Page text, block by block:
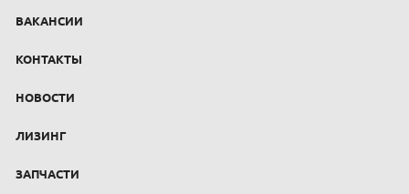
ВАКАНСИИ
КОНТАКТЫ
НОВОСТИ
ЛИЗИНГ
ЗАПЧАСТИ